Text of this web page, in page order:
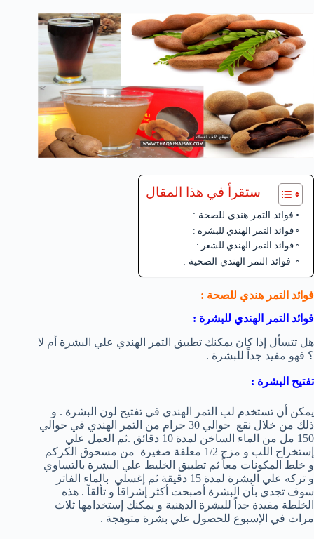
ستقرأ في هذا المقال
فوائد التمر هندي للصحة :
فوائد التمر الهندي للبشرة :
فوائد التمر الهندي للشعر :
فوائد التمر الهندي الصحية :
فوائد التمر هندي للصحة :
فوائد التمر الهندي للبشرة :
هل تتسأل إذا كان يمكنك تطبيق التمر الهندي علي البشرة أم لا
؟ فهو مفيد جداً للبشرة .
تفتيح البشرة :
يمكن أن تستخدم لب التمر الهندي في تفتيح لون البشرة . و
ذلك من خلال نقع حوالي 30 جرام من التمر الهندي في حوالي
150 مل من الماء الساخن لمدة 10 دقائق .ثم العمل علي
إستخراج اللب و مزج 1/2 معلقة صغيرة من مسحوق الكركم
و خلط المكونات معاً ثم تطبيق الخليط علي البشرة بالتساوي
و تركه علي البشرة لمدة 15 دقيقة ثم إغسلي بالماء الفاتر
سوف تجدي بأن البشرة أصبحت أكثر إشراقاُ و تألقاً . هذه
الخلطة مفيدة جداً للبشرة الدهنية و يمكنك إستخدامها ثلاث
مرات في الإسبوع للحصول علي بشرة متوهجة .